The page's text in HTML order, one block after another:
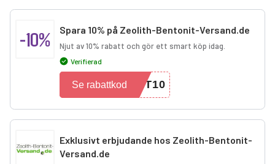
-10% Spara 10% på Zeolith-Bentonit-Versand.de
Njut av 10% rabatt och gör ett smart köp idag.
Verifierad
RT10
Se rabattkod
Exklusivt erbjudande hos Zeolith-Bentonit-
Versand.de